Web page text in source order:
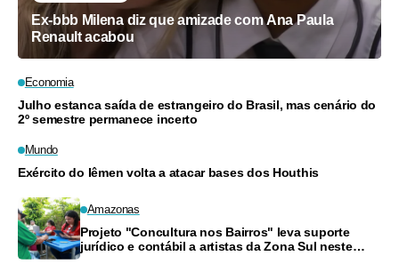
Ex-bbb Milena diz que amizade com Ana Paula
Renault acabou
Economia
Julho estanca saída de estrangeiro do Brasil, mas cenário do
2º semestre permanece incerto
Mundo
Exército do Iêmen volta a atacar bases dos Houthis
Amazonas
Projeto "Concultura nos Bairros" leva suporte
jurídico e contábil a artistas da Zona Sul neste